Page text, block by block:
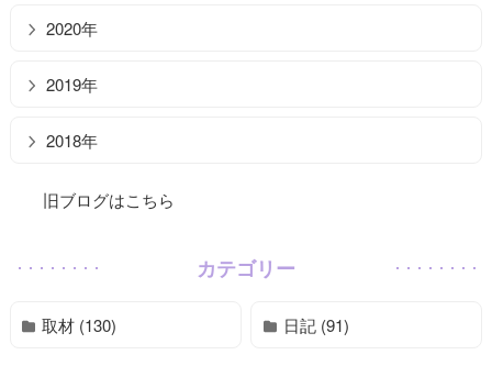
2020年
2019年
2018年
旧ブログはこちら
カテゴリー
取材 (130) 日記 (91)